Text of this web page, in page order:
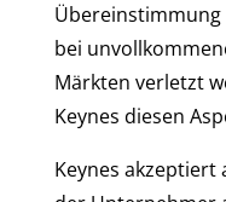
bei
Märkten verletzt
Keynes diesen
Keynes akzeptiert